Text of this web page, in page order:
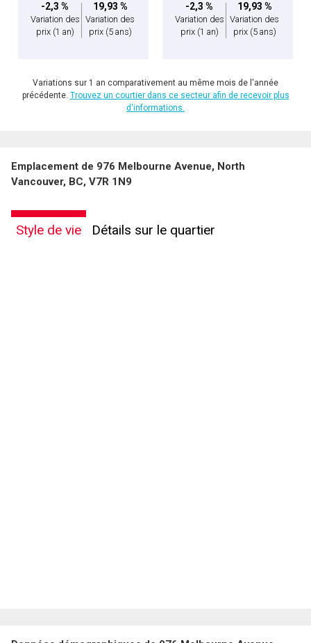
-2,3 %
Variation des
prix (1 an)
19,93 %
Variation des
prix (5 ans)
-2,3 %
Variation des
prix (1 an)
19,93 %
Variation des
prix (5 ans)
Variations sur 1 an comparativement au même mois de l'année
précédente. Trouvez un courtier dans ce secteur afin de recevoir plus
d'informations.
Emplacement de 976 Melbourne Avenue, North
Vancouver, BC, V7R 1N9
Style de vie Détails sur le quartier